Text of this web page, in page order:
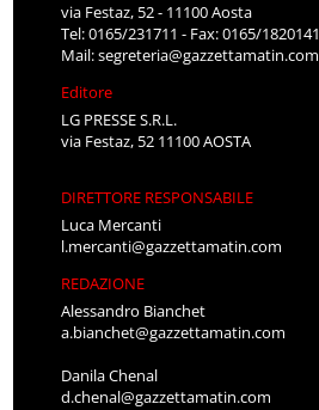
via Festaz, 52 - 11100 Aosta
Tel: 0165/231711 - Fax: 0165/1820141
Mail:segreteria@gazzettamatin.com
Editore
LG PRESSE S.R.L.
via Festaz, 52 11100 AOSTA
DIRETTORE RESPONSABILE
Luca Mercanti
l.mercanti@gazzettamatin.com
REDAZIONE
Alessandro Bianchet
a.bianchet@gazzettamatin.com
Danila Chenal
d.chenal@gazzettamatin.com